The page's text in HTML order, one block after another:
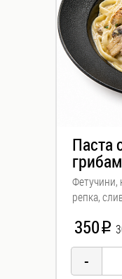
Паста
Фетучини,
репка,
350 i